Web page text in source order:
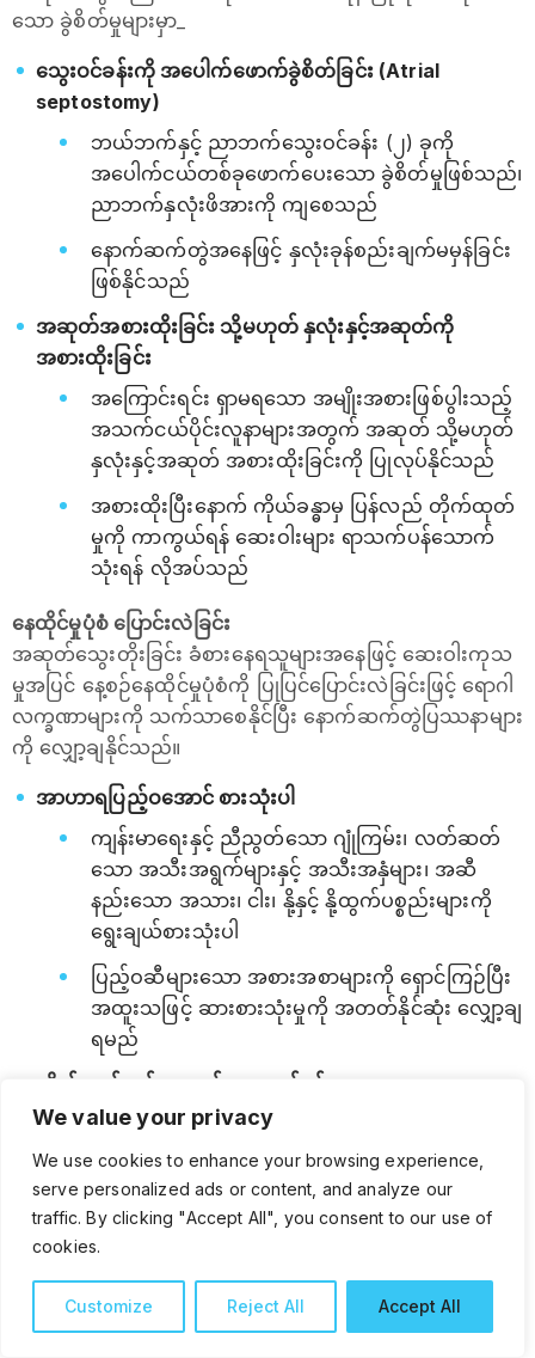
We value your privacy
We use cookies to enhance your browsing experience,
serve personalized ads or content, and analyze our
traffic. By clicking "Accept All", you consent to our use of
cookies.
Customize Reject All Accept All
သော ခွဲစိတ်မှုများမှာ_
သွေးဝင်ခန်းကို အပေါက်ဖောက်ခွဲစိတ်ခြင်း (Atrial
septostomy)
ဘယ်ဘက်နှင့် ညာဘက်သွေးဝင်ခန်း (၂) ခုကို
အပေါက်ငယ်တစ်ခုဖောက်ပေးသော ခွဲစိတ်မှုဖြစ်သည်၊
ညာဘက်နှလုံးဖိအားကို ကျစေသည်
နောက်ဆက်တွဲအနေဖြင့် နှလုံးခုန်စည်းချက်မမှန်ခြင်း
ဖြစ်နိုင်သည်
အဆုတ်အစားထိုးခြင်း သို့မဟုတ် နှလုံးနှင့်အဆုတ်ကို
အစားထိုးခြင်း
အကြောင်းရင်း ရှာမရသော အမျိုးအစားဖြစ်ပွါးသည့်
အသက်ငယ်ပိုင်းလူနာများအတွက် အဆုတ် သို့မဟုတ်
နှလုံးနှင့်အဆုတ် အစားထိုးခြင်းကို ပြုလုပ်နိုင်သည်
အစားထိုးပြီးနောက် ကိုယ်ခန္ဓာမှ ပြန်လည် တိုက်ထုတ်
မှုကို ကာကွယ်ရန် ဆေးဝါးများ ရာသက်ပန်သောက်
သုံးရန် လိုအပ်သည်
နေထိုင်မှုပုံစံ ပြောင်းလဲခြင်း
အဆုတ်သွေးတိုးခြင်း ခံစားနေရသူများအနေဖြင့် ဆေးဝါးကုသ
မှုအပြင် နေ့စဉ်နေထိုင်မှုပုံစံကို ပြုပြင်ပြောင်းလဲခြင်းဖြင့် ရောဂါ
လက္ခဏာများကို သက်သာစေနိုင်ပြီး နောက်ဆက်တွဲပြဿနာများ
ကို လျှော့ချနိုင်သည်။
အာဟာရပြည့်ဝအောင် စားသုံးပါ
ကျန်းမာရေးနှင့် ညီညွတ်သော ဂျုံကြမ်း၊ လတ်ဆတ်
သော အသီးအရွက်များနှင့် အသီးအနှံများ၊ အဆီ
နည်းသော အသား၊ ငါး၊ နို့နှင့် နို့ထွက်ပစ္စည်းများကို
ရွေးချယ်စားသုံးပါ
ပြည့်ဝဆီများသော အစားအစာများကို ရှောင်ကြဉ်ပြီး
အထူးသဖြင့် ဆားစားသုံးမှုကို အတတ်နိုင်ဆုံး လျှော့ချ
ရမည်
ကိုယ်လက်လှုပ်ရှားမှုနှင့် လေ့ကျင့်ခန်း
လက္ခဏာပြင်းထန်မှုအလိုက် သင့်တော်သော
လေ့ကျင့်ခန်း (ဥပမာ – လမ်းလျှောက်ခြင်း) ကို
တတ်ကျွမ်းသူများနှင့် တိုင်ပင်၍ ပုံမှန်လုပ်ဆောင်ပါ
ကိုယ်အလေးချိန် ထိန်းသိမ်းပါ
လုပ်စေရသောကြောင့် ကျန်းမာသော ကိုယ်အလေးချိန်
ရှိနေစေရန် ဂရုစိုက်ပါ